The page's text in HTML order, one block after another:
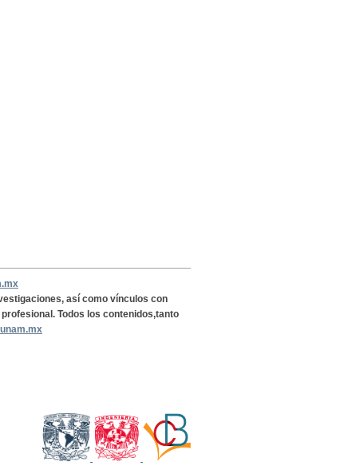
así como vínculos con
Todos los contenidos,tanto